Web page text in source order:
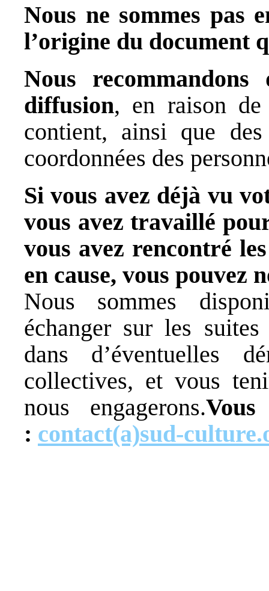
Nous ne sommes pas
l’origine du document
Nous
diffusion, en raison
contient, ainsi que
coordonnées des
Si vous avez déjà vu
vous avez travaillé
vous avez rencontré
en cause, vous pouvez
Nous sommes
échanger sur les
dans d’éventuelles
collectives, et vous
nous engagerons.
: contact(a)sud-